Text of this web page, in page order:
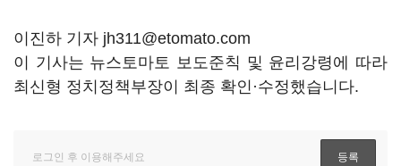
이진하 기자 jh311@etomato.com
이 기사는 뉴스토마토 보도준칙 및 윤리강령에 따라
최신형 정치정책부장이 최종 확인·수정했습니다.